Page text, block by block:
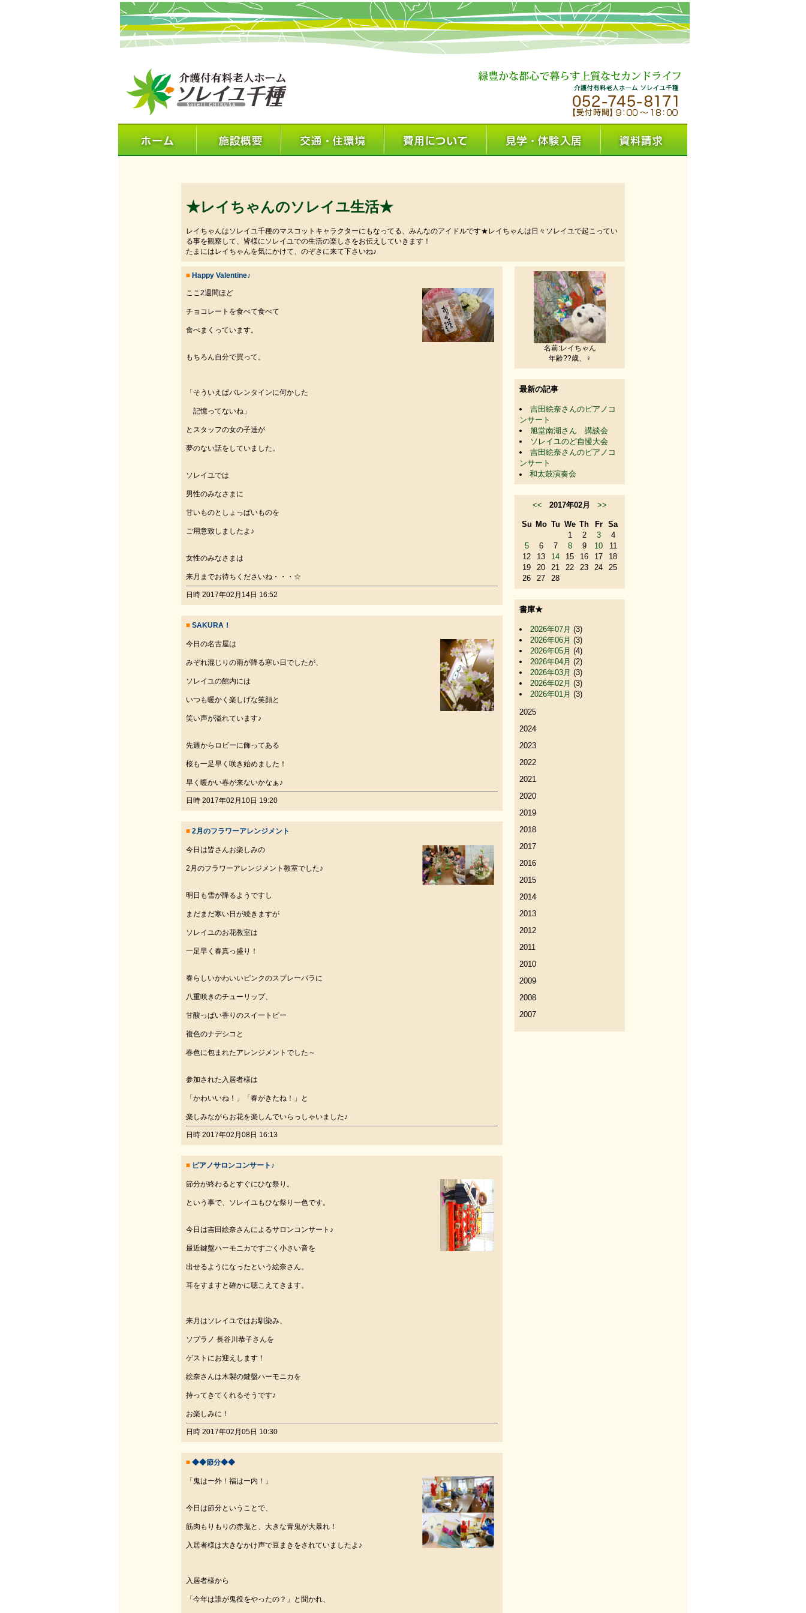
★レイちゃんのソレイユ生活★
レイちゃんはソレイユ千種のマスコットキャラクターにもなってる、みんなのアイドルです★レイちゃんは日々ソレイユで起こってい
る事を観察して、皆様にソレイユでの生活の楽しさをお伝えしていきます！
たまにはレイちゃんを気にかけて、のぞきに来て下さいね♪
■ Happy Valentine♪
ここ2週間ほど
チョコレートを食べて食べて
食べまくっています。
もちろん自分で買って。
「そういえばバレンタインに何かした
記憶ってないね」
とスタッフの女の子達が
夢のない話をしていました。
ソレイユでは
男性のみなさまに
甘いものとしょっぱいものを
ご用意致しましたよ♪
女性のみなさまは
来月までお待ちくださいね・・・☆
日時 2017年02月14日 16:52
■ SAKURA！
今日の名古屋は
みぞれ混じりの雨が降る寒い日でしたが、
ソレイユの館内には
いつも暖かく楽しげな笑顔と
笑い声が溢れています♪
先週からロビーに飾ってある
桜も一足早く咲き始めました！
早く暖かい春が来ないかなぁ♪
日時 2017年02月10日 19:20
■ 2月のフラワーアレンジメント
今日は皆さんお楽しみの
2月のフラワーアレンジメント教室でした♪
明日も雪が降るようですし
まだまだ寒い日が続きますが
ソレイユのお花教室は
一足早く春真っ盛り！
春らしいかわいいピンクのスプレーバラに
八重咲きのチューリップ、
甘酸っぱい香りのスイートピー
複色のナデシコと
春色に包まれたアレンジメントでした～
参加された入居者様は
「かわいいね！」「春がきたね！」と
楽しみながらお花を楽しんでいらっしゃいました♪
日時 2017年02月08日 16:13
■ ピアノサロンコンサート♪
節分が終わるとすぐにひな祭り。
という事で、ソレイユもひな祭り一色です。
今日は吉田絵奈さんによるサロンコンサート♪
最近鍵盤ハーモニカですごく小さい音を
出せるようになったという絵奈さん。
耳をすますと確かに聴こえてきます。
来月はソレイユではお馴染み、
ソプラノ 長谷川恭子さんを
ゲストにお迎えします！
絵奈さんは木製の鍵盤ハーモニカを
持ってきてくれるそうです♪
お楽しみに！
日時 2017年02月05日 10:30
■ ◆◆節分◆◆
「鬼はー外！福はー内！」
今日は節分ということで、
筋肉もりもりの赤鬼と、大きな青鬼が大暴れ！
入居者様は大きなかけ声で豆まきをされていましたよ♪
入居者様から
「今年は誰が鬼役をやったの？」と聞かれ、
名前:レイちゃん
年齢??歳、♀
最新の記事
吉田絵奈さんのピアノコ
ンサート
旭堂南湖さん 講談会
ソレイユのど自慢大会
吉田絵奈さんのピアノコ
ンサート
和太鼓演奏会
<< 2017年02月 >>
Su Mo Tu We Th Fr
Sa
1
2 3
4
5
6 7 8 9 10
11
12
13 14 15 16 17
18
19
20 21 22 23 24
25
26
27 28
書庫★
2026年07月 (3)
2026年06月 (3)
2026年05月 (4)
2026年04月 (2)
2026年03月 (3)
2026年02月 (3)
2026年01月 (3)
2025
2024
2023
2022
2021
2020
2019
2018
2017
2016
2015
2014
2013
2012
2011
2010
2009
2008
2007